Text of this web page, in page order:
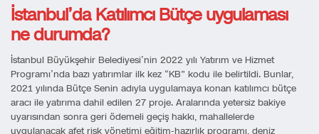
İstanbul’da Katılımcı Bütçe uygulaması
ne durumda?
İstanbul Büyükşehir Belediyesi’nin 2022 yılı Yatırım ve Hizmet
Programı’nda bazı yatırımlar ilk kez “KB” kodu ile belirtildi. Bunlar,
2021 yılında Bütçe Senin adıyla uygulamaya konan katılımcı bütçe
aracı ile yatırıma dahil edilen 27 proje. Aralarında yetersiz bakiye
uyarısından sonra geri ödemeli geçiş hakkı, mahallelerde
uygulanacak afet risk yönetimi eğitim-hazırlık programı, deniz